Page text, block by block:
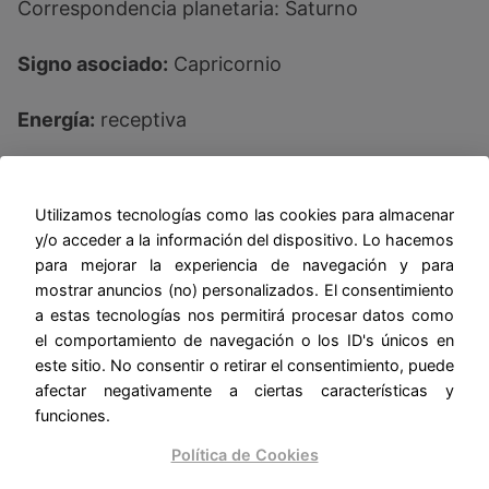
Correspondencia planetaria: Saturno
Signo asociado: Capricornio
Energía: receptiva
Magia de defensa, barrera y reenvío PARA
RECHAZAR EL MAL
El uso del plomo en magia se remonta a tiempos
muy antiguos. Los griegos grababan palabras de
poder en planchas de plomo para lograr una
protección duradera contra todo tipo de daños.
porque cuando es absorbido por el cuerpo puede
Utilizamos tecnologías como las cookies para almacenar
y/o acceder a la información del dispositivo. Lo hacemos
para mejorar la experiencia de navegación y para
mostrar anuncios (no) personalizados. El consentimiento
a estas tecnologías nos permitirá procesar datos como
el comportamiento de navegación o los ID's únicos en
este sitio. No consentir o retirar el consentimiento, puede
afectar negativamente a ciertas características y
funciones.
Política de Cookies